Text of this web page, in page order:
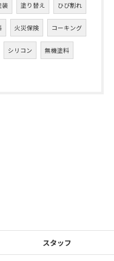
装 塗り替え ひび割れ
火災保険 コーキング
シリコン 無機塗料
スタッフ